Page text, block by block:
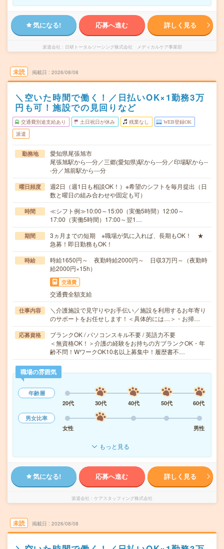
気になる! 応募へ進む 詳しく見る
派遣会社 日研トータルソーシング株式会社 メディカルケア事業部
未読 掲載日 2026/08/08
＼空いた時間で働く！／日払いOK×1勤務3万
円も可！施設での見回りなど
交通費別途支給あり 土日祝日が休み 残業なし WEB登録OK
派遣
勤務地
愛知県尾張旭市
尾張旭駅から---分／三郷(愛知県)駅から---分／印場駅から--
-分／旭前駅から---分
曜日頻度
週2日（週1日も相談OK！）※希望のシフトを毎月提出（日
数と曜日の組み合わせや固定も可）
時間
≪シフト例≫10:00～15:00（実働5時間）12:00～
17:00（実働5時間）17:00～翌1…
期間
3ヵ月までの短期 ※職場が気に入れば、長期もOK！ ★
急募！即日勤務もOK！
時給
時給1650円～ 夜勤時給2000円～ 日収3万円～（夜勤時
給2000円×15h）
交通費
交通費全額支給
仕事内容
＼介護施設で見守りやお手伝い／施設を利用するお年寄り
のサポートをお任せします！＜具体的には…＞・お掃…
応募資格
ブランクOK / パソコンスキル不要 / 英語力不要
＜無資格OK！＞介護の経験をお持ちの方ブランクOK・年
齢不問！WワークOK10名以上募集中！履歴書不…
職場の雰囲気
年齢層
20代
30代 40代 50代
60代
男女比率
女性
男性
もっと見る
気になる! 応募へ進む 詳しく見る
派遣会社 ケアスタッフィング株式会社
未読 掲載日 2026/08/08